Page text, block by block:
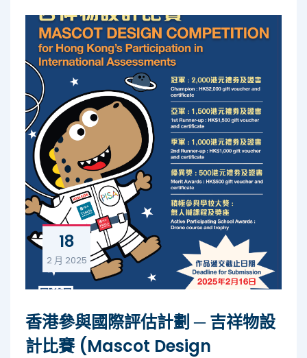
18
2 月 2025
香港參與國際評估計劃 ─ 吉祥物設
計比賽 (Mascot Design